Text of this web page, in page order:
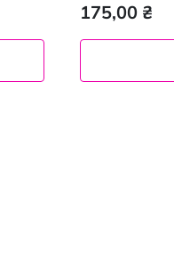
175,00 ₴